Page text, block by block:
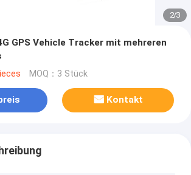
2/3
GPS Vehicle Tracker mit mehreren
MOQ：3 Stück
Kontakt